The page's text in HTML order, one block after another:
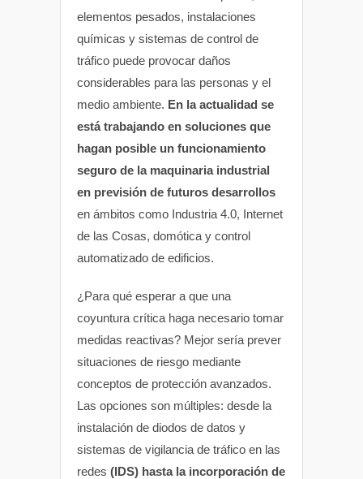
elementos pesados, instalaciones
químicas y sistemas de control de
tráfico puede provocar daños
considerables para las personas y el
medio ambiente. En la actualidad se
está trabajando en soluciones que
hagan posible un funcionamiento
seguro de la maquinaria industrial
en previsión de futuros desarrollos
en ámbitos como Industria 4.0, Internet
de las Cosas, domótica y control
automatizado de edificios.
¿Para qué esperar a que una
coyuntura crítica haga necesario tomar
medidas reactivas? Mejor sería prever
situaciones de riesgo mediante
conceptos de protección avanzados.
Las opciones son múltiples: desde la
instalación de diodos de datos y
sistemas de vigilancia de tráfico en las
redes (IDS) hasta la incorporación de